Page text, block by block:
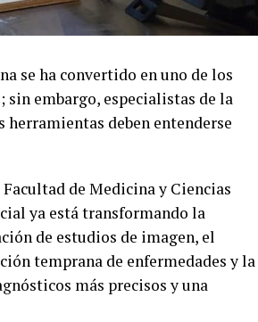
se ha convertido en uno de los
sin embargo, especialistas de la
deben entenderse
de Medicina y Ciencias
ya está transformando la
de estudios de imagen, el
temprana de enfermedades y la
más precisos y una